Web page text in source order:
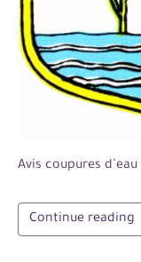
Avis coupures d’eau
Continue reading